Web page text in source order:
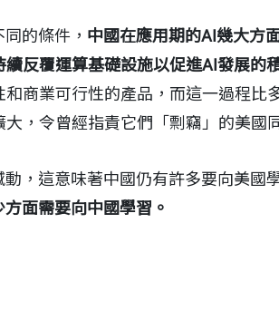
的條件， 中國在應用期的AI幾大方
反覆運算基礎設施以促進AI發展的
商業可行性的產品，而這一過程比
，令曾經指責它們「剽竊」的美國
，這意味著中國仍有許多要向美國
面需要向中國學習。